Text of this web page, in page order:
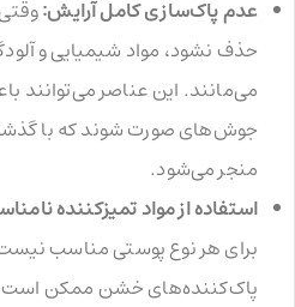
عدم پاک‌سازی کامل آرایش:
حذف نشود، مواد شیمیایی و
می‌مانند. این عناصر می‌توانند
جوش‌های صورت شوند که با
منجر می‌شود.
استفاده از مواد تمیزکننده
برای هر نوع پوستی مناسب
پاک‌کننده‌های خشن ممکن است